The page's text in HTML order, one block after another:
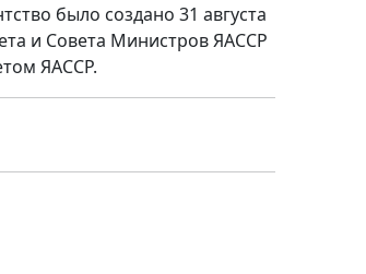
было создано 31 августа
и Совета Министров ЯАССР
ЯАССР.